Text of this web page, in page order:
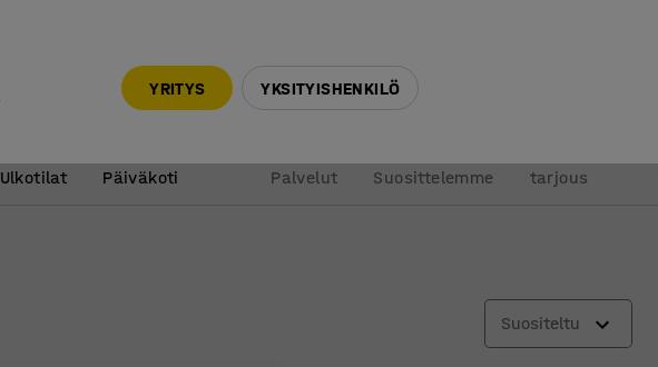
Ulkotilat
Päiväkoti
Palvelut Suosittelemme
tarjous
Suositeltu
YRITYS YKSITYISHENKILÖ